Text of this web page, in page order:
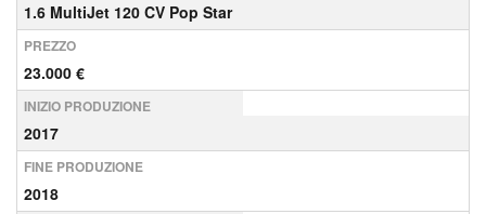
1.6 MultiJet 120 CV Pop Star
PREZZO
23.000 €
INIZIO PRODUZIONE
2017
FINE PRODUZIONE
2018